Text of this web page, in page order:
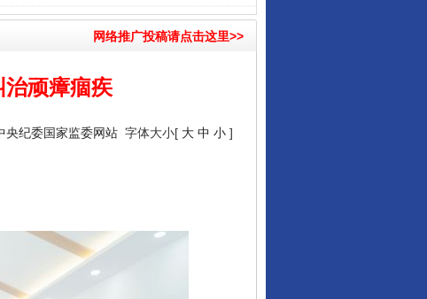
网络推广投稿请点击这里>>
治顽瘴痼疾
央纪委国家监委网站 字体大小[ 大 中 小 ]